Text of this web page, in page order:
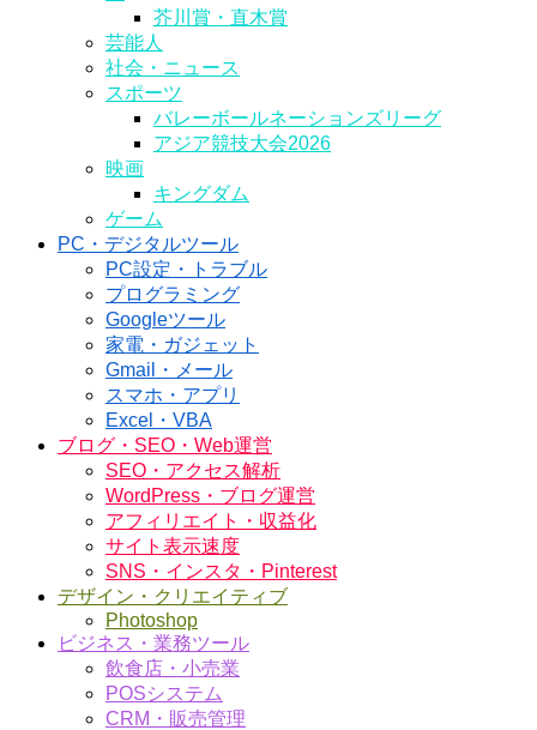
芥川賞・直木賞
芸能人
社会・ニュース
スポーツ
バレーボールネーションズリーグ
アジア競技大会2026
映画
キングダム
ゲーム
PC・デジタルツール
PC設定・トラブル
プログラミング
Googleツール
家電・ガジェット
Gmail・メール
スマホ・アプリ
Excel・VBA
ブログ・SEO・Web運営
SEO・アクセス解析
WordPress・ブログ運営
アフィリエイト・収益化
サイト表示速度
SNS・インスタ・Pinterest
デザイン・クリエイティブ
Photoshop
ビジネス・業務ツール
飲食店・小売業
POSシステム
CRM・販売管理